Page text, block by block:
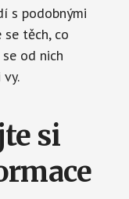
s podobnými
se těch, co
od nich
si